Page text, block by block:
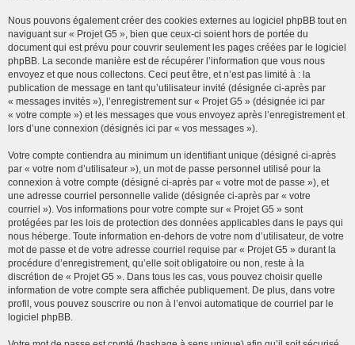
Nous pouvons également créer des cookies externes au logiciel phpBB tout en
naviguant sur « Projet G5 », bien que ceux-ci soient hors de portée du
document qui est prévu pour couvrir seulement les pages créées par le logiciel
phpBB. La seconde manière est de récupérer l’information que vous nous
envoyez et que nous collectons. Ceci peut être, et n’est pas limité à : la
publication de message en tant qu’utilisateur invité (désignée ci-après par
« messages invités »), l’enregistrement sur « Projet G5 » (désignée ici par
« votre compte ») et les messages que vous envoyez après l’enregistrement et
lors d’une connexion (désignés ici par « vos messages »).
Votre compte contiendra au minimum un identifiant unique (désigné ci-après
par « votre nom d’utilisateur »), un mot de passe personnel utilisé pour la
connexion à votre compte (désigné ci-après par « votre mot de passe »), et
une adresse courriel personnelle valide (désignée ci-après par « votre
courriel »). Vos informations pour votre compte sur « Projet G5 » sont
protégées par les lois de protection des données applicables dans le pays qui
nous héberge. Toute information en-dehors de votre nom d’utilisateur, de votre
mot de passe et de votre adresse courriel requise par « Projet G5 » durant la
procédure d’enregistrement, qu’elle soit obligatoire ou non, reste à la
discrétion de « Projet G5 ». Dans tous les cas, vous pouvez choisir quelle
information de votre compte sera affichée publiquement. De plus, dans votre
profil, vous pouvez souscrire ou non à l’envoi automatique de courriel par le
logiciel phpBB.